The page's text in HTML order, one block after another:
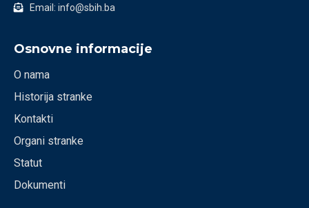
Email: info@sbih.ba
Osnovne informacije
O nama
Historija stranke
Kontakti
Organi stranke
Statut
Dokumenti